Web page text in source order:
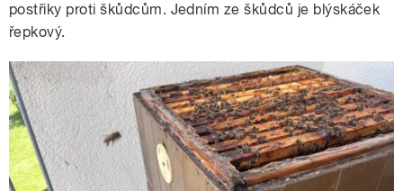
postřiky proti škůdcům. Jedním ze škůdců je blýskáček
řepkový.